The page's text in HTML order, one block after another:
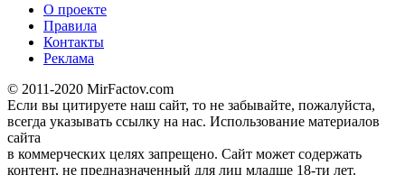
О проекте
Правила
Контакты
Реклама
© 2011-2020 MirFactov.com
Если вы цитируете наш сайт, то не забывайте, пожалуйста,
всегда указывать ссылку на нас. Использование материалов
сайта
в коммерческих целях запрещено. Сайт может содержать
контент, не предназначенный для лиц младше 18-ти лет.